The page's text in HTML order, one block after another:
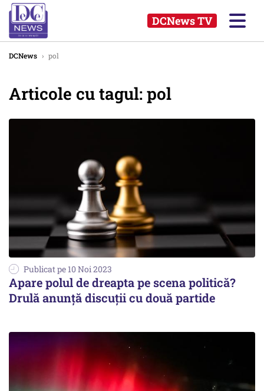
DCNews TV
DCNews › pol
Articole cu tagul: pol
Publicat pe 10 Noi 2023
Apare polul de dreapta pe scena politică?
Drulă anunță discuții cu două partide